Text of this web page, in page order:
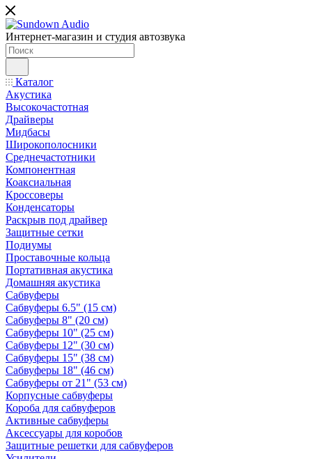
Интернет-магазин и студия автозвука
Каталог
Акустика
Высокочастотная
Драйверы
Мидбасы
Широкополосники
Среднечастотники
Компонентная
Коаксиальная
Кроссоверы
Конденсаторы
Раскрыв под драйвер
Защитные сетки
Подиумы
Проставочные кольца
Портативная акустика
Домашняя акустика
Сабвуферы
Сабвуферы 6.5" (15 см)
Сабвуферы 8" (20 см)
Сабвуферы 10" (25 см)
Сабвуферы 12" (30 см)
Сабвуферы 15" (38 см)
Сабвуферы 18" (46 см)
Сабвуферы от 21" (53 см)
Корпусные сабвуферы
Короба для сабвуферов
Активные сабвуферы
Аксессуары для коробов
Защитные решетки для сабвуферов